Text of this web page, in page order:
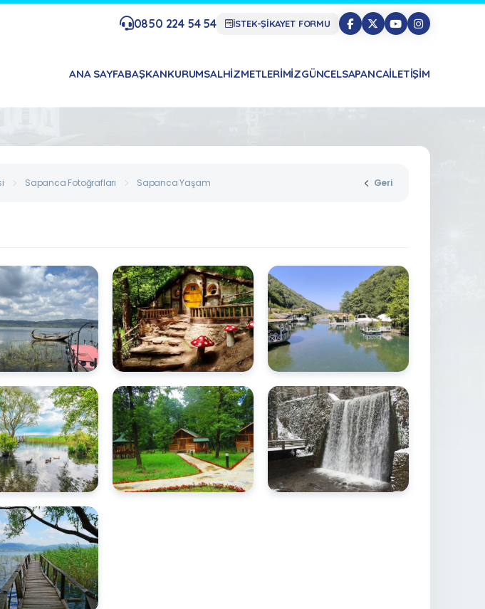
0850 224 54 54 İSTEK-ŞİKAYET FORMU
ANA SAYFABAŞKANKURUMSALHIZMETLERIMIZGÜNCELSAPANCAİLETIŞIM
Sapanca Fotoğrafları Sapanca Yaşam Geri